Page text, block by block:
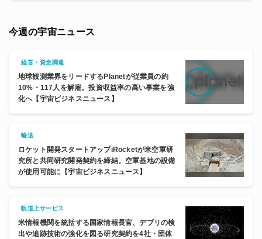
今週の宇宙ニュース
経営・資金調達
地球観測業界をリードするPlanetが従業員の約
10%・117人を解雇。投資収益率の高い事業を強
化へ【宇宙ビジネスニュース】
輸送
ロケット開発スタートアップiRocketが米空軍研
究所と共同研究開発契約を締結。空軍基地の設備
が使用可能に【宇宙ビジネスニュース】
軌道上サービス
米情報機関を統括する国家情報長官、デブリの検
出や追跡技術の強化を図る研究契約を4社・団体